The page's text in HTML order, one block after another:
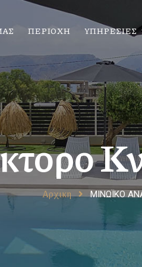
ΠΕΡΙΟΧΗ ΥΠΗΡΕΣΙΕΣ
Αρχικη ΜΙΝΩΪΚΟ